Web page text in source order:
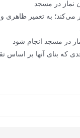
نماز در مسجد
به تعمیر ظاهری
در مسجد انجام شود
که بنای آنها بر اساس